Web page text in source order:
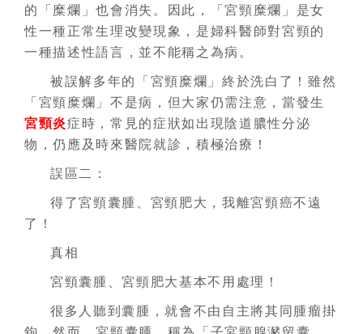
的「糜爛」也會消失。因此，「宮頸糜爛」是女
性一種正常生理改變現象，是婦科醫師對宮頸的
一種描述性語言，並不能稱之為病。
被誤解多年的「宮頸糜爛」終於洗白了！雖然
「宮頸糜爛」不是病，但大家仍需注意，當發生
宮頸炎症時，常見的症狀如出現陰道膿性分泌
物，仍應及時來醫院就診，積極治療！
誤區二：
得了宮頸囊腫、宮頸肥大，我離宮頸癌不遠
了！
真相
宮頸囊腫、宮頸肥大基本不用處理！
很多人聽到囊腫，就會不由自主將其同腫瘤掛